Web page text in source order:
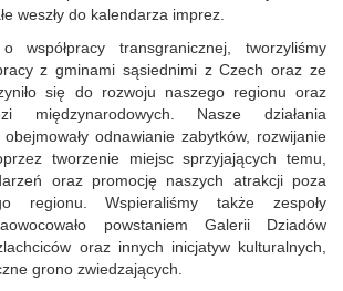
weszły do kalendarza imprez.
współpracy transgranicznej, tworzyliśmy
z gminami sąsiednimi z Czech oraz ze
się do rozwoju naszego regionu oraz
międzynarodowych. Nasze działania
odnawianie zabytków, rozwijanie
tworzenie miejsc sprzyjających temu,
oraz promocję naszych atrakcji poza
regionu. Wspieraliśmy także zespoły
powstaniem Galerii Dziadów
oraz innych inicjatyw kulturalnych,
grono zwiedzających.